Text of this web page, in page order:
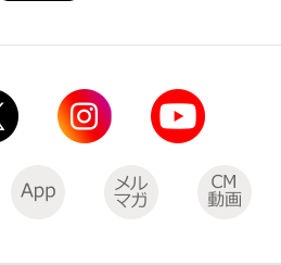
ェアリング（店舗限定）
舗限定）